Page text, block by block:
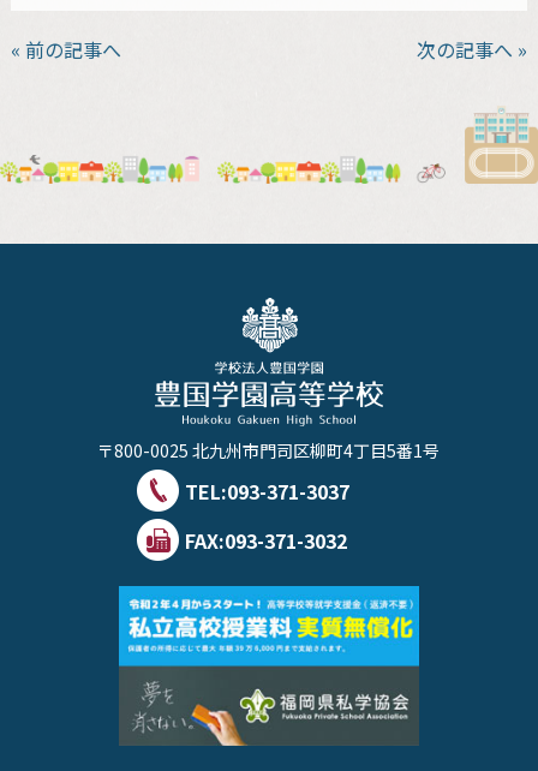
« 前の記事へ 次の記事へ »
〒800-0025 北九州市門司区柳町4丁目5番1号
TEL:093-371-3037
FAX:093-371-3032